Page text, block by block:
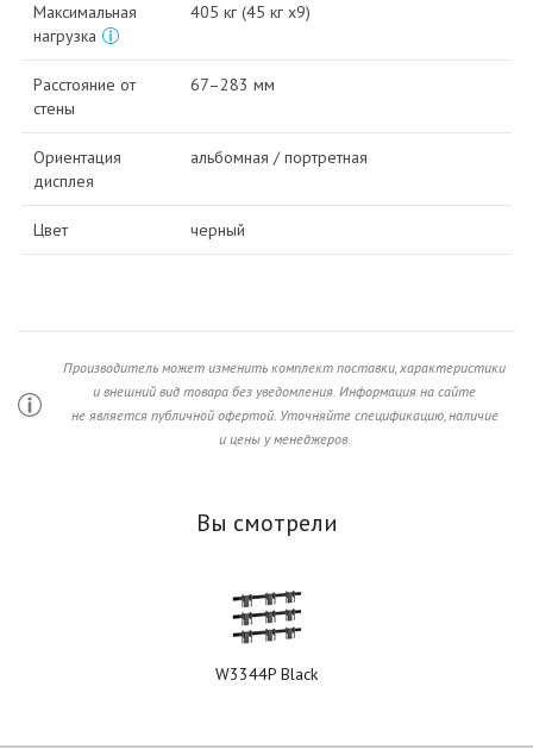
Максимальная
нагрузка
405 кг (45 кг x9)
Расстояние от
стены
67–283 мм
Ориентация
дисплея
альбомная / портретная
Цвет черный
Производитель может изменить комплект поставки, характеристики
и внешний вид товара без уведомления. Информация на сайте
не является публичной офертой. Уточняйте спецификацию, наличие
и цены у менеджеров.
Вы смотрели
W3344P Black